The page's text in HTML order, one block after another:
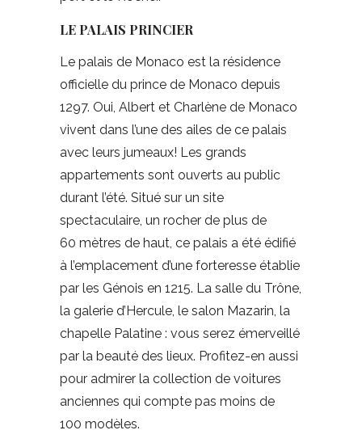
LE PALAIS PRINCIER
Le palais de Monaco est la résidence
officielle du prince de Monaco depuis
1297. Oui, Albert et Charlène de Monaco
vivent dans l’une des ailes de ce palais
avec leurs jumeaux! Les grands
appartements sont ouverts au public
durant l’été. Situé sur un site
spectaculaire, un rocher de plus de
60 mètres de haut, ce palais a été édifié
à l’emplacement d’une forteresse établie
par les Génois en 1215. La salle du Trône,
la galerie d’Hercule, le salon Mazarin, la
chapelle Palatine : vous serez émerveillé
par la beauté des lieux. Profitez-en aussi
pour admirer la collection de voitures
anciennes qui compte pas moins de
100 modèles.